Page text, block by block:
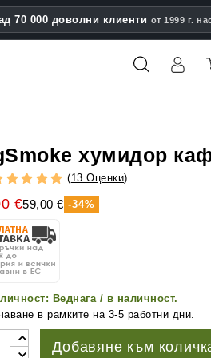
70 000 доволни клиенти от 1999 г.
хумидор
(13 Оценки)
€59,00 € -34%
Веднага / в наличност.
в рамките на 3-5 работни дни.
Добавяне към